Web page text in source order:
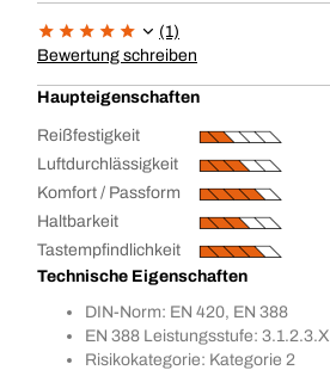
(1)
Bewertung schreiben
Haupteigenschaften
Reißfestigkeit
Luftdurchlässigkeit
Komfort / Passform
Haltbarkeit
Tastempfindlichkeit
Technische Eigenschaften
DIN-Norm: EN 420, EN 388
EN 388 Leistungsstufe: 3.1.2.3.X
Risikokategorie: Kategorie 2